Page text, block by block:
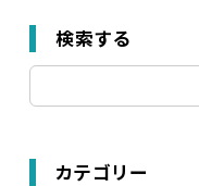
検索する
カテゴリー